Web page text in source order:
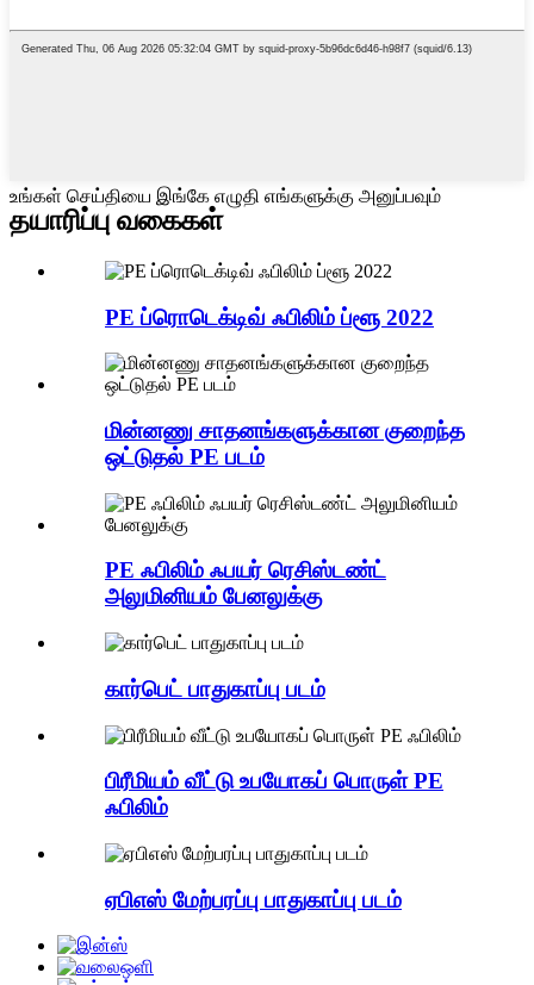
உங்கள் செய்தியை இங்கே எழுதி எங்களுக்கு அனுப்பவும்
தயாரிப்பு வகைகள்
PE ப்ரொடெக்டிவ் ஃபிலிம் ப்ளூ 2022
மின்னணு சாதனங்களுக்கான குறைந்த
ஒட்டுதல் PE படம்
PE ஃபிலிம் ஃபயர் ரெசிஸ்டண்ட்
அலுமினியம் பேனலுக்கு
கார்பெட் பாதுகாப்பு படம்
பிரீமியம் வீட்டு உபயோகப் பொருள் PE
ஃபிலிம்
ஏபிஎஸ் மேற்பரப்பு பாதுகாப்பு படம்